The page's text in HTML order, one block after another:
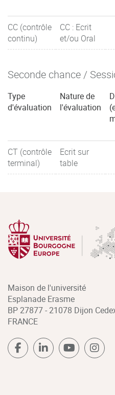
CC (contrôle
continu)
CC : Ecrit
et/ou Oral
Seconde chance /
Type
d'évaluation
Nature de
l'évaluation
CT (contrôle
terminal)
Ecrit sur
table
Maison de l'université
Esplanade Erasme
BP 27877 - 21078 Dijon
FRANCE